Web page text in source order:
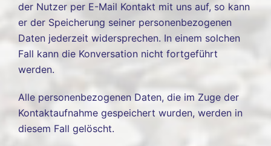
der Nutzer per E-Mail Kontakt mit uns auf, so kann
er der Speicherung seiner personenbezogenen
Daten jederzeit widersprechen. In einem solchen
Fall kann die Konversation nicht fortgeführt
werden.
Alle personenbezogenen Daten, die im Zuge der
Kontaktaufnahme gespeichert wurden, werden in
diesem Fall gelöscht.